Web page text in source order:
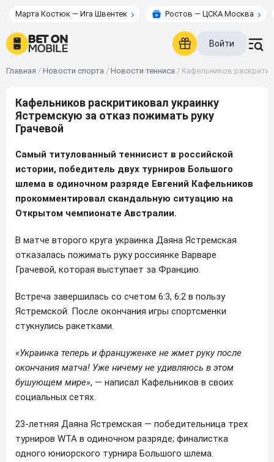
Марта Костюк — Ига Швентек Ростов — ЦСКА Москва
Войти
Главная / Новости спорта / Новости тенниса / Кафельников
Кафельников раскритиковал украинку
Ястремскую за отказ пожимать руку
Грачевой
Самый титулованный теннисист в российской
истории, победитель двух турниров Большого
шлема в одиночном разряде Евгений Кафельников
прокомментировал скандальную ситуацию на
Открытом чемпионате Австралии.
В матче второго круга украинка Даяна Ястремская
отказалась пожимать руку россиянке Варваре
Грачевой, которая выступает за Францию.
Встреча завершилась со счетом 6:3, 6:2 в пользу
Ястремской. После окончания игры спортсменки
стукнулись ракетками.
«Украинка теперь и француженке не жмет руку после
окончания матча! Уже ничему не удивляюсь в этом
бушующем мире», — написал Кафельников в своих
социальных сетях.
23-летняя Даяна Ястремская — победительница трех
турниров WTA в одиночном разряде; финалистка
одного юниорского турнира Большого шлема.